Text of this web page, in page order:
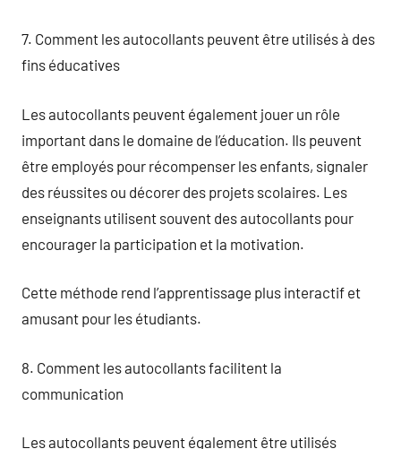
7. Comment les autocollants peuvent être utilisés à des
fins éducatives
Les autocollants peuvent également jouer un rôle
important dans le domaine de l’éducation. Ils peuvent
être employés pour récompenser les enfants, signaler
des réussites ou décorer des projets scolaires. Les
enseignants utilisent souvent des autocollants pour
encourager la participation et la motivation.
Cette méthode rend l’apprentissage plus interactif et
amusant pour les étudiants.
8. Comment les autocollants facilitent la
communication
Les autocollants peuvent également être utilisés